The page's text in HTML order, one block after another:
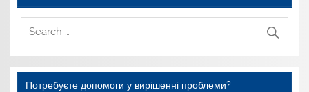
Потребуєте допомоги у вирішенні проблеми?